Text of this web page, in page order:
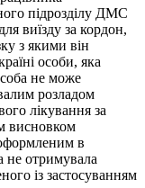
підрозділу ДМС
виїзду за кордон,
з якими він
особи, яка
не може
розладом
лікування за
висновком
в
не отримувала
із застосуванням